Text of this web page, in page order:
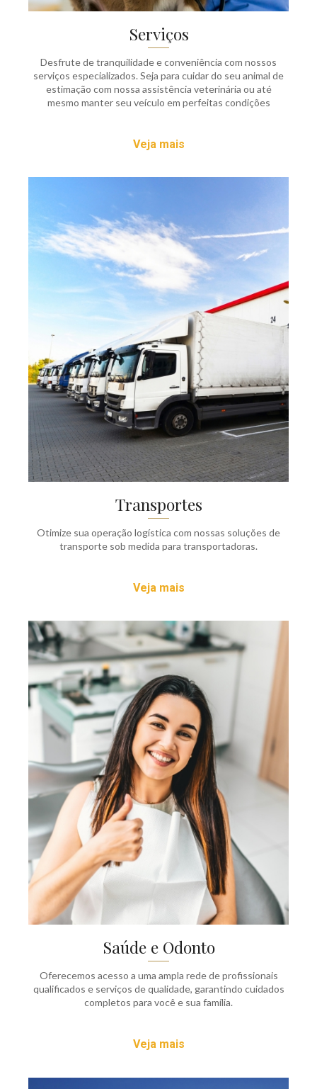
Serviços
Desfrute de tranquilidade e conveniência com nossos
serviços especializados. Seja para cuidar do seu animal de
estimação com nossa assistência veterinária ou até
mesmo manter seu veículo em perfeitas condições
Veja mais
Transportes
Otimize sua operação logística com nossas soluções de
transporte sob medida para transportadoras.
Veja mais
Saúde e Odonto
Oferecemos acesso a uma ampla rede de profissionais
qualificados e serviços de qualidade, garantindo cuidados
completos para você e sua família.
Veja mais